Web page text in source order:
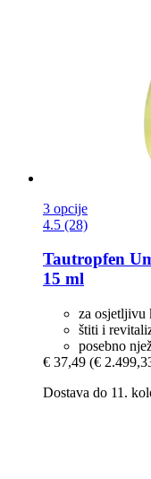
3 opcije
4.5 (28)
Tautropfen
15 ml
za osjetljivu
štiti i
posebno
€ 37,49 (€
Dostava do 11.